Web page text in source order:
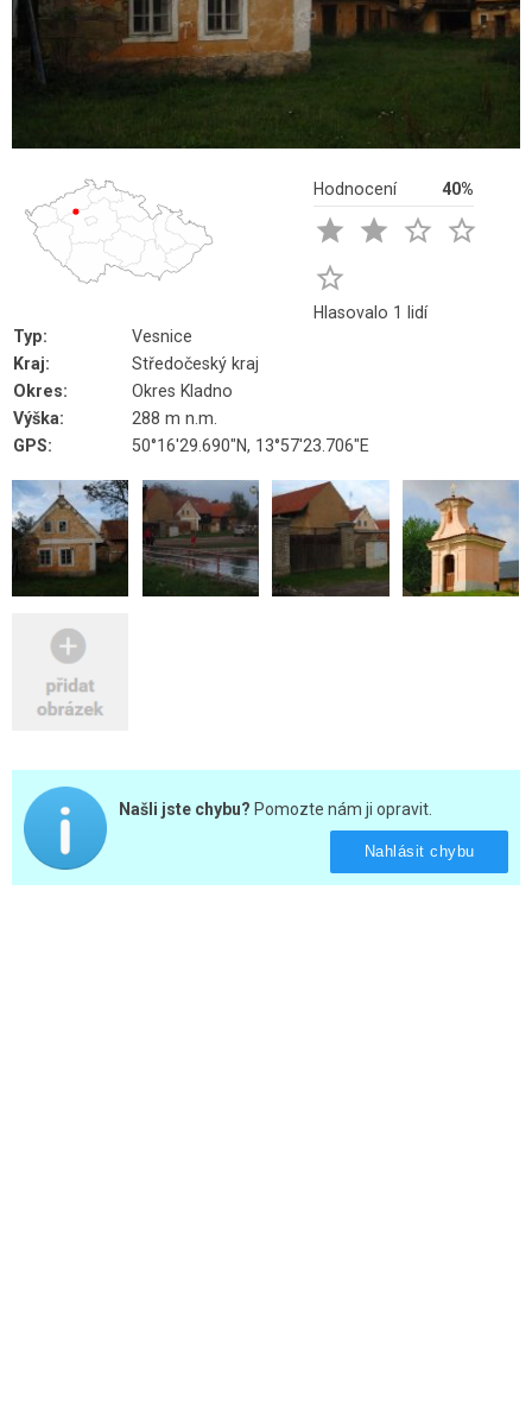
Hodnocení 40%
   

Hlasovalo 1 lidí
Typ:
Vesnice
Kraj:
Středočeský kraj
Okres:
Okres Kladno
Výška:
288 m n.m.
GPS:
50°16'29.690"N, 13°57'23.706"E
Našli jste chybu? Pomozte nám ji opravit.
Nahlásit chybu